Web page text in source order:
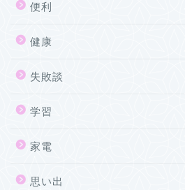
便利
健康
失敗談
学習
家電
思い出